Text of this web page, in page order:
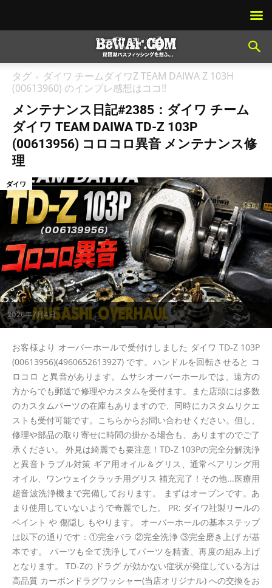
タグ
ダイワ チームダイワZ TEAM DAIWA Z 103H
(00613960) のインプレ感想はココ!!
メンテナンス日記#2385：ダイワ チーム
ダイワ TEAM DAIWA TD-Z 103P
(00613956) コロコロ異音 メンテナンス修
理
2026年7月4日
ダイワ
お客様より オーバーホールで受付けしました ダイワ TD-Z 103P
(00613956)(4960652613927) です。ハンドルを回転させると コ
ロコロ と異音があります。ムサシオーバーホールでは、遠方の
方からでも郵送で修理やカスタムを受付ます。また店頭には多数
のカスタムパーツの在庫もありますので、同時にカスタムリクエ
ストも受付可能です。こちらからお問い合わせください。但し、
修理や部品の取り寄せに時間の掛かる場合も、ありますのでご了
承ください。 外見は綺麗でも要注意！TD-Z 103Pの完全分解洗浄
と異音トラブル対策 ギア用オイル＆グリス、通常ベアリング用
オイル、ワンウェイクラッチ用グリス 補充完了！その他...医療用
超音波洗浄機まで完備しております。 まずはオープンです。あ
まり使用していないようで奇麗でした。 PR: ダイワ社製リールの
ペイント や 傷隠し もやります。 オーバーホールの基本ステップ
は以下の通りです：①完全バラ ②完全洗浄 ③完全磨き上げ が基
本です。 パーツも全て洗浄してパーツを精査、再度の組み上げ
となります。 TD-Zの ドラグ が効かない症状が発症している方は
高品質 カーボンドラグワッシャー(当店オリジナル) への交換をお